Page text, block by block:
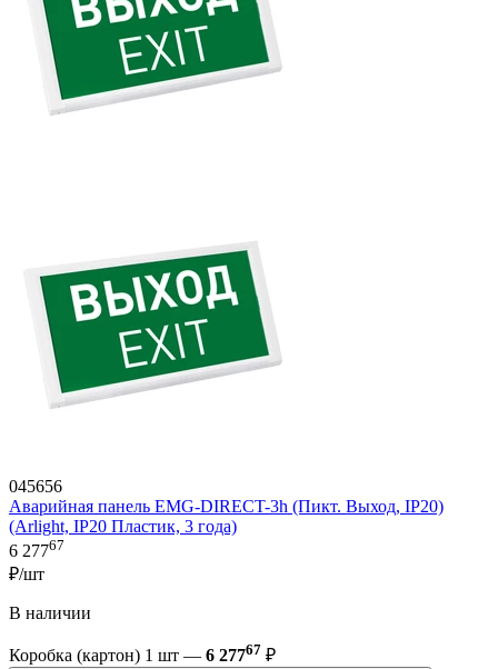
045656
Аварийная панель EMG-DIRECT-3h (Пикт. Выход, IP20)
(Arlight, IP20 Пластик, 3 года)
6 27767
₽/шт
В наличии
Коробка (картон) 1 шт — 6 27767 ₽